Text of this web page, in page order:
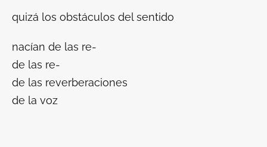
quizá los obstáculos del sentido
nacían de las re-
de las re-
de las reverberaciones
de la voz